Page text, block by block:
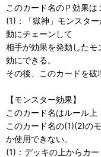
このカード名のＰ効果は
(1)：「獄神」モンスタ
動にチェーンして
相手が効果を発動した
効にできる。
その後、このカードを破
【モンスター効果】
このカード名はルール上
このカード名の(1)(2)の
か使用できない。
(1)：デッキの上からカ